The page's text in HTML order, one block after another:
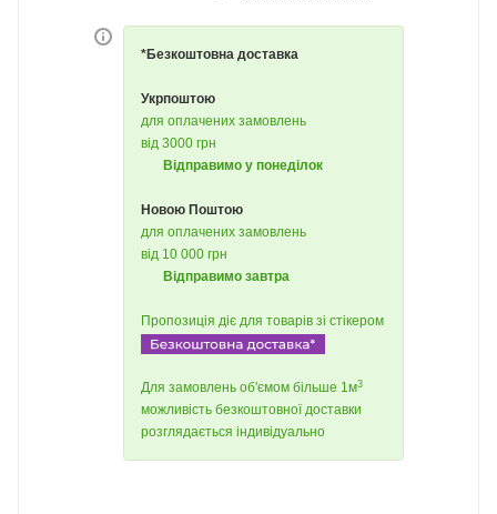
*Безкоштовна доставка
Укрпоштою
для оплачених замовлень
від 3000 грн
Відправимо у понеділок
Новою Поштою
для оплачених замовлень
від 10 000 грн
Відправимо завтра
Пропозиція діє для товарів зі стікером
Для замовлень об'ємом більше 1м3
можливість безкоштовної доставки
розглядається індивідуально